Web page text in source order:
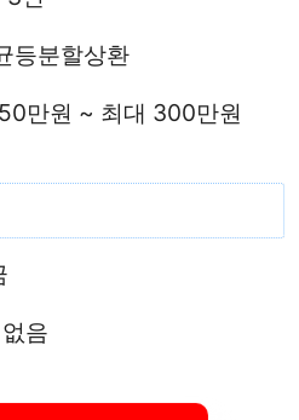
등분할상환
만원 ~ 최대 300만원
음